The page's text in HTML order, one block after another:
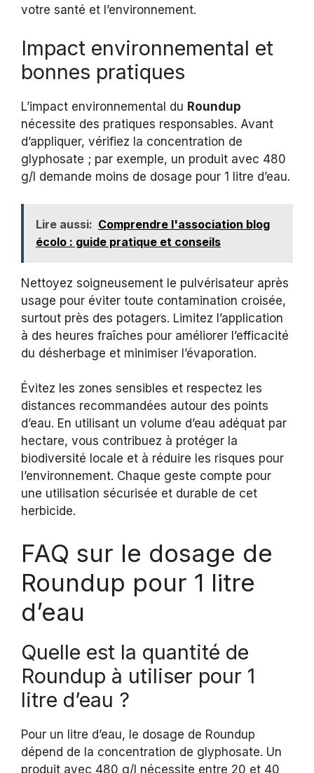
votre santé et l’environnement.
Impact environnemental et
bonnes pratiques
L’impact environnemental du Roundup
nécessite des pratiques responsables. Avant
d’appliquer, vérifiez la concentration de
glyphosate ; par exemple, un produit avec 480
g/l demande moins de dosage pour 1 litre d’eau.
Lire aussi: Comprendre l'association blog
écolo : guide pratique et conseils
Nettoyez soigneusement le pulvérisateur après
usage pour éviter toute contamination croisée,
surtout près des potagers. Limitez l’application
à des heures fraîches pour améliorer l’efficacité
du désherbage et minimiser l’évaporation.
Évitez les zones sensibles et respectez les
distances recommandées autour des points
d’eau. En utilisant un volume d’eau adéquat par
hectare, vous contribuez à protéger la
biodiversité locale et à réduire les risques pour
l’environnement. Chaque geste compte pour
une utilisation sécurisée et durable de cet
herbicide.
FAQ sur le dosage de
Roundup pour 1 litre
d’eau
Quelle est la quantité de
Roundup à utiliser pour 1
litre d’eau ?
Pour un litre d’eau, le dosage de Roundup
dépend de la concentration de glyphosate. Un
produit avec 480 g/l nécessite entre 20 et 40